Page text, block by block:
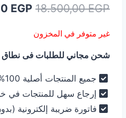
18.500,00EGP
السعر
EGP.
EGP
غير متوفر في المخزون
شحن مجاني للطلبات فى نطاق
جميع المنتجات أصلية 100% - فرز أول فقط .
إرجاع سهل للمنتجات في خلال 30
فاتورة ضريبة إلكترونية